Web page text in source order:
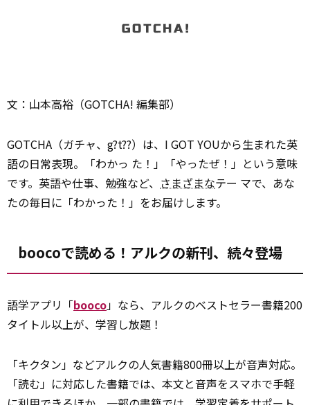
文：山本高裕（GOTCHA! 編集部）
GOTCHA（ガチャ、g?t??）は、I GOT YOUから生まれた英
語の日常表現。「わかっ た！」「やったぜ！」という意味
です。英語や仕事、勉強など、 さまざまなテー マで、あな
たの毎日に「わかった！」をお届けします。
boocoで読める！アルクの新刊、続々登場
語学アプリ「booco」なら、アルクのベストセラー書籍200
タイトル以上が、学習し放題！
「キクタン」などアルクの人気書籍800冊以上が音声対応。
「読む」に対応した書籍では、本文と音声をスマホで手軽